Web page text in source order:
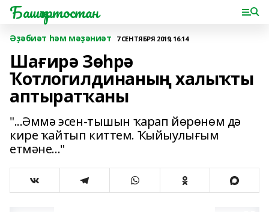
Башҡортостан
Әҙәбиәт һәм мәҙәниәт 7 СЕНТЯБРЯ 2019, 16:14
Шағирә Зөһрә
Ҡотлогилдинаның халыҡты
аптыратҡаны
"...Әммә эсен-тышын ҡарап йөрөнөм дә
кире ҡайтып киттем. Ҡыйыулығым
етмәне..."